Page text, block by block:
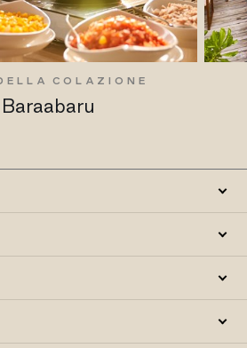
COLAZIONE
Baraabaru